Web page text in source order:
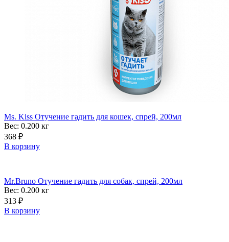
Ms. Kiss Отучение гадить для кошек, спрей, 200мл
Вес: 0.200 кг
368 ₽
В корзину
Mr.Bruno Отучение гадить для собак, спрей, 200мл
Вес: 0.200 кг
313 ₽
В корзину